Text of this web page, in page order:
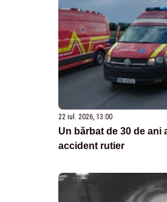
22 iul. 2026, 13:00
Un bărbat de 30 de ani
accident rutier